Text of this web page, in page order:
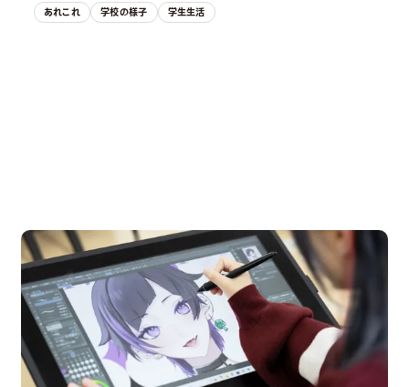
あれこれ 学校の様子 学生生活